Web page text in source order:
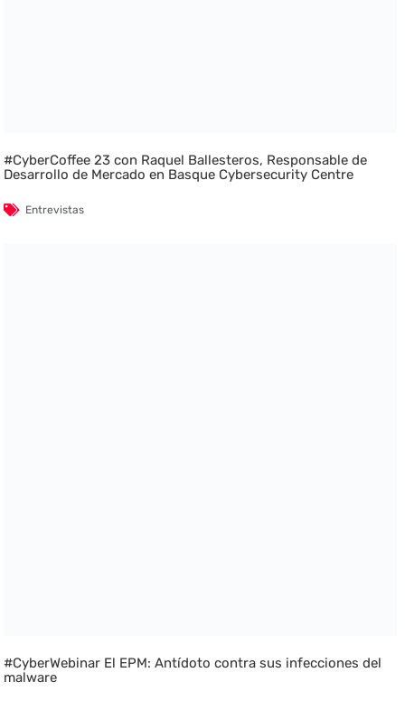
#CyberCoffee 23 con Raquel Ballesteros, Responsable de
Desarrollo de Mercado en Basque Cybersecurity Centre
Entrevistas
#CyberWebinar El EPM: Antídoto contra sus infecciones del
malware